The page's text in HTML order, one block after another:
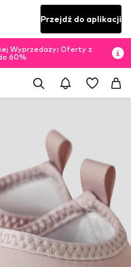
Przejdź do aplikacji
Wyprzedaży: Oferty z
60%